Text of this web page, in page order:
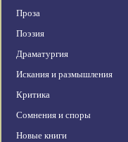
Проза
Поэзия
Драматургия
Искания и размышления
Критика
Сомнения и споры
Новые книги